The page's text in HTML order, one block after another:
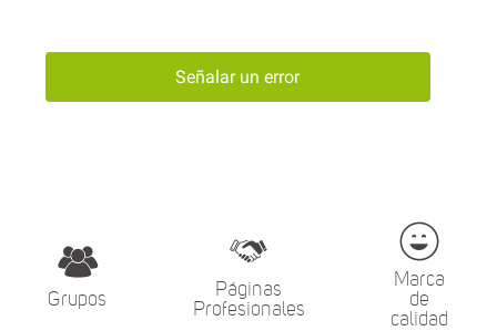
Señalar un error
Grupos
Páginas
Profesionales
Marca
de
calidad